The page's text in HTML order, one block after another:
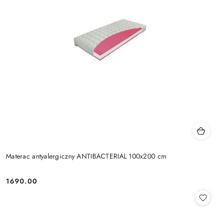
Materac antyalergiczny ANTIBACTERIAL 100x200 cm
Cena:
1690.00